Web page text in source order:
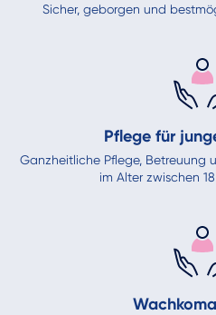
Sicher, geborgen und
Pflege für
Ganzheitliche Pflege, Betreuung
im Alter zwischen